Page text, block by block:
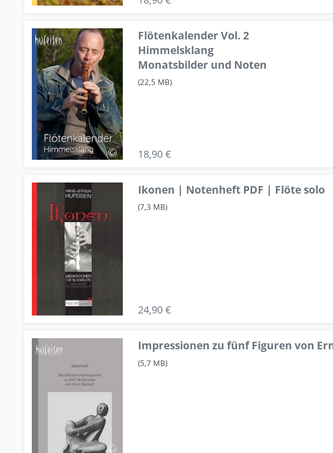
Flötenkalender Vol. 2
Himmelsklang
Monatsbilder und Noten
(22,5 MB)
18,90 €
Ikonen | Notenheft PDF | Flöte solo
(7,3 MB)
24,90 €
Impressionen zu fünf Figuren von
(5,7 MB)